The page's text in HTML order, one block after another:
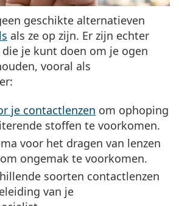
geschikte alternatieven
als ze op zijn. Er zijn echter
je kunt doen om je ogen
vooral als
je contactlenzen om ophoping
stoffen te voorkomen.
voor het dragen van lenzen
ongemak te voorkomen.
soorten contactlenzen
van je